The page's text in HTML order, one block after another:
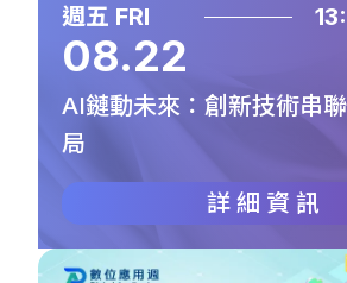
週五 FRI
08.22
AI鏈動未來：創新技術串
局
詳細資訊